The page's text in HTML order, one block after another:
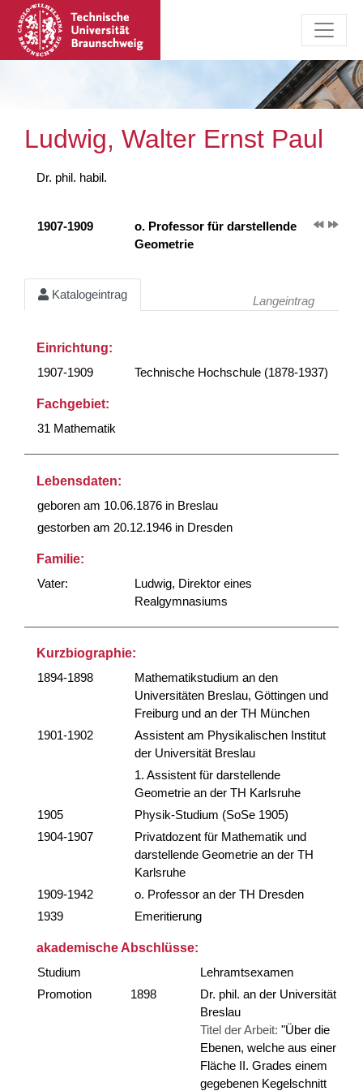
Ludwig, Walter Ernst Paul
Dr. phil. habil.
1907-1909
o. Professor für darstellende
Geometrie
Katalogeintrag Langeintrag
Einrichtung:
1907-1909
Technische Hochschule (1878-1937)
Fachgebiet:
31 Mathematik
Lebensdaten:
geboren am 10.06.1876 in Breslau
gestorben am 20.12.1946 in Dresden
Familie:
Vater:
Ludwig, Direktor eines
Realgymnasiums
Kurzbiographie:
1894-1898
Mathematikstudium an den
Universitäten Breslau, Göttingen und
Freiburg und an der TH München
1901-1902
Assistent am Physikalischen Institut
der Universität Breslau
1. Assistent für darstellende
Geometrie an der TH Karlsruhe
1905
Physik-Studium (SoSe 1905)
1904-1907
Privatdozent für Mathematik und
darstellende Geometrie an der TH
Karlsruhe
1909-1942
o. Professor an der TH Dresden
1939
Emeritierung
akademische Abschlüsse:
Studium
Lehramtsexamen
Promotion
1898
Dr. phil. an der Universität
Breslau
Titel der Arbeit: "Über die
Ebenen, welche aus einer
Fläche II. Grades einem
gegebenen Kegelschnitt